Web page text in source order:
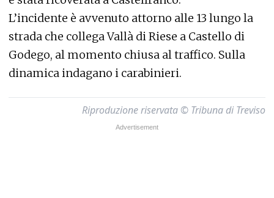
L’incidente è avvenuto attorno alle 13 lungo la
strada che collega Vallà di Riese a Castello di
Godego, al momento chiusa al traffico. Sulla
dinamica indagano i carabinieri.
Riproduzione riservata © Tribuna di Treviso